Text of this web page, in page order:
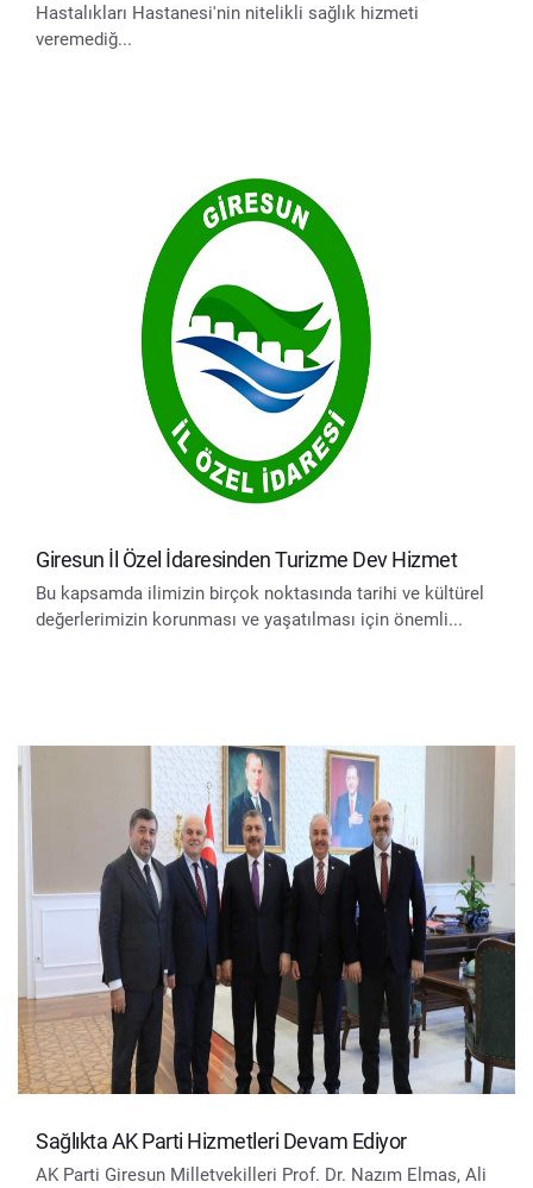
Hastalıkları Hastanesi'nin nitelikli sağlık hizmeti
veremediğ...
Giresun İl Özel İdaresinden Turizme Dev Hizmet
Bu kapsamda ilimizin birçok noktasında tarihi ve kültürel
değerlerimizin korunması ve yaşatılması için önemli...
Sağlıkta AK Parti Hizmetleri Devam Ediyor
AK Parti Giresun Milletvekilleri Prof. Dr. Nazım Elmas, Ali